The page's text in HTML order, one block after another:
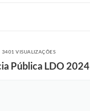
3401 VISUALIZAÇÕES
Pública LDO 2024